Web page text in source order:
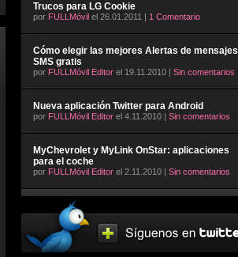
Trucos para LG Cookie
por FULLMóvil el 26.01.2011 | 1 Comentario
Cómo elegir las mejores Alertas de mensajes
SMS gratis
por FULLMóvil Editor el 19.11.2010 | Sin comentarios
Nueva aplicación Twitter para Android
por FULLMóvil Editor el 4.11.2010 | Sin comentarios
MyChevrolet y MyLink OnStar: aplicaciones
para el coche
por FULLMóvil Editor el 2.11.2010 | Sin comentarios